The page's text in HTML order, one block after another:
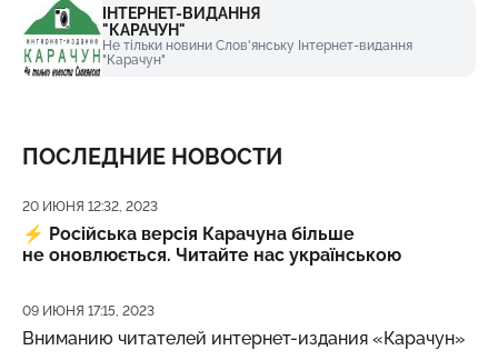
ІНТЕРНЕТ-ВИДАННЯ
"КАРАЧУН"
Не тільки новини Слов'янську Інтернет-видання
"Карачун"
ПОСЛЕДНИЕ НОВОСТИ
Дата публикации
20 ИЮНЯ 12:32, 2023
⚡️ Російська версія Карачуна більше
не оновлюється. Читайте нас українською
Дата публикации
09 ИЮНЯ 17:15, 2023
Вниманию читателей интернет-издания «Карачун»